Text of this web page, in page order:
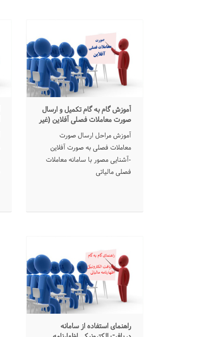
آموزش گام به گام تکمیل و ارسال
صورت معاملات فصلی آفلاین (غیر
بر خط)
آموزش مراحل ارسال صورت
معاملات فصلی به صورت آفلاین
-آشنایی مصور با سامانه معاملات
فصلی مالیاتی
راهنمای استفاده از سامانه